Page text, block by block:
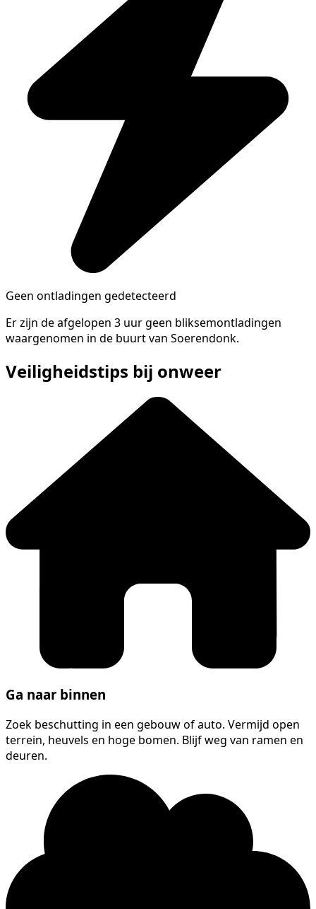
Geen ontladingen gedetecteerd
Er zijn de afgelopen 3 uur geen bliksemontladingen
waargenomen in de buurt van Soerendonk.
Veiligheidstips bij onweer
Ga naar binnen
Zoek beschutting in een gebouw of auto. Vermijd open
terrein, heuvels en hoge bomen. Blijf weg van ramen en
deuren.